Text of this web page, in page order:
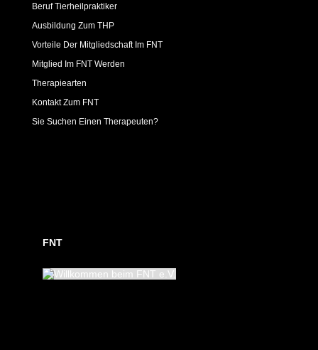
Beruf Tierheilpraktiker
Ausbildung Zum THP
Vorteile Der Mitgliedschaft Im FNT
Mitglied Im FNT Werden
Therapiearten
Kontakt Zum FNT
Sie Suchen Einen Therapeuten?
FNT